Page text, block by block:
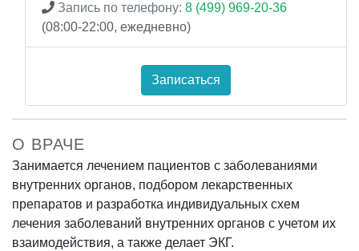
Запись по телефону: 8 (499) 969-20-36
(08:00-22:00, ежедневно)
Записаться
О ВРАЧЕ
Занимается лечением пациентов с заболеваниями
внутренних органов, подбором лекарственных
препаратов и разработка индивидуальных схем
лечения заболеваний внутренних органов с учетом их
взаимодействия, а также делает ЭКГ.